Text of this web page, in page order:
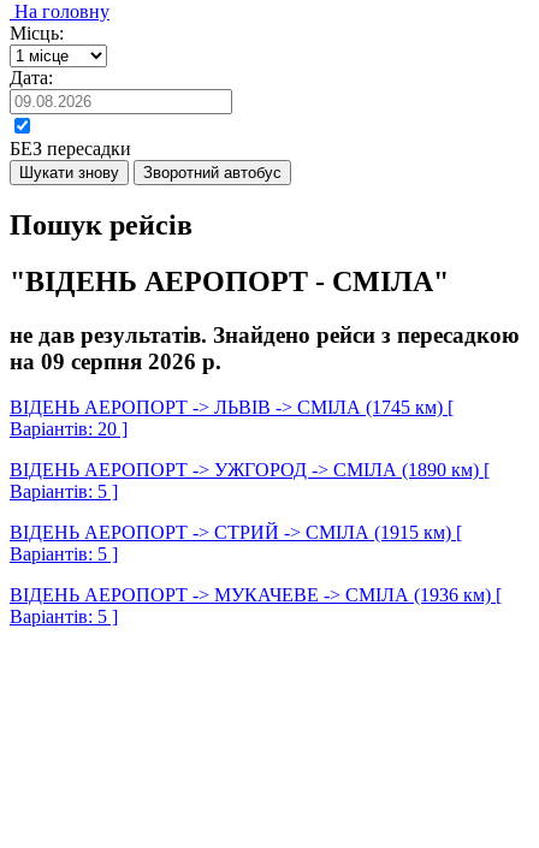
На головну
Місць:
Дата:
БЕЗ пересадки
Шукати знову Зворотний автобус
Пошук рейсів
"ВІДЕНЬ АЕРОПОРТ - СМІЛА"
не дав результатів. Знайдено рейси з пересадкою
на 09 серпня 2026 р.
ВІДЕНЬ АЕРОПОРТ -> ЛЬВІВ -> СМІЛА (1745 км) [
Варіантів: 20 ]
ВІДЕНЬ АЕРОПОРТ -> УЖГОРОД -> СМІЛА (1890 км) [
Варіантів: 5 ]
ВІДЕНЬ АЕРОПОРТ -> СТРИЙ -> СМІЛА (1915 км) [
Варіантів: 5 ]
ВІДЕНЬ АЕРОПОРТ -> МУКАЧЕВЕ -> СМІЛА (1936 км) [
Варіантів: 5 ]